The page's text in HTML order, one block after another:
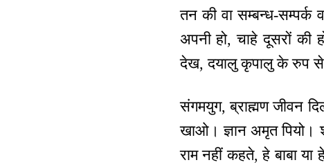
तन की वा सम्बन्ध-
अपनी हो, चाहे दूसरों की
देख, दयालु कृपालु के रुप
संगमयुग, ब्राह्मण जीवन
खाओ। ज्ञान अमृत पियो।
राम नहीं कहते, हे बाबा या